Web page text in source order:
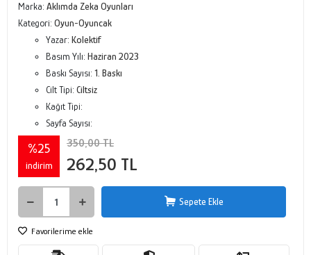
Marka: Aklımda Zeka Oyunları
Kategori: Oyun-Oyuncak
Yazar: Kolektif
Basım Yılı: Haziran 2023
Baskı Sayısı: 1. Baskı
Cilt Tipi: Ciltsiz
Kağıt Tipi:
Sayfa Sayısı:
%25
indirim
350,00 TL
262,50 TL
Sepete Ekle
Favorilerime ekle